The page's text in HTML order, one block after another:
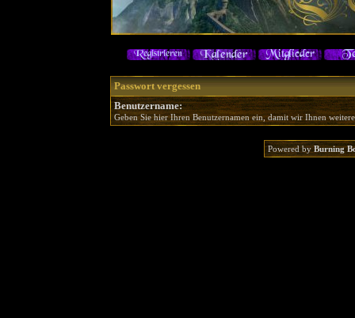
Passwort vergessen
Benutzername:
Geben Sie hier Ihren Benutzernamen ein, damit wir Ihnen
Powered byBurning